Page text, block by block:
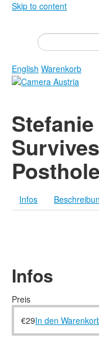
Skip to content
Presse
Veranstaltungen
Newsletter
Über uns
Ausschreibungen
Shop
Mediadaten
English Warenkorb
Zeitschrift
Ausstellungen
Bücher
Bibliothek
Camera Austria
Fotoarchiv Pierre
Infos
Infos
Preis
€29In den